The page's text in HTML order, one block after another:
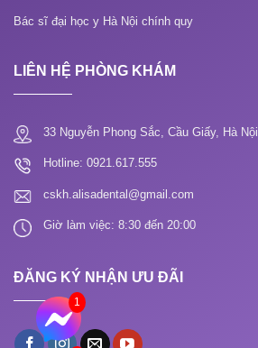
Bác sĩ đại học y Hà Nội chính quy
LIÊN HỆ PHÒNG KHÁM
33 Nguyễn Phong Sắc, Cầu Giấy, Hà Nội
Hotline: 0921.617.555
cskh.alisadental@gmail.com
Giờ làm việc: 8:30 đến 20:00
ĐĂNG KÝ NHẬN ƯU ĐÃI
1